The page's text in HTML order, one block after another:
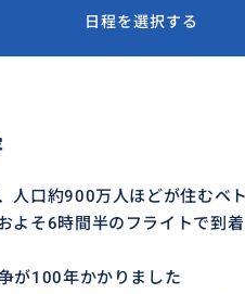
日程を選択する
人口約900万人ほどが住むベ
よそ6時間半のフライトで到
が100年かかりました